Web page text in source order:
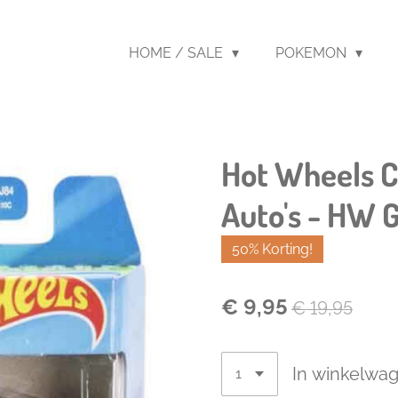
HOME / SALE POKEMON
Hot Wheels
Auto's - HW
50% Korting!
€ 9,95 € 19,95
In